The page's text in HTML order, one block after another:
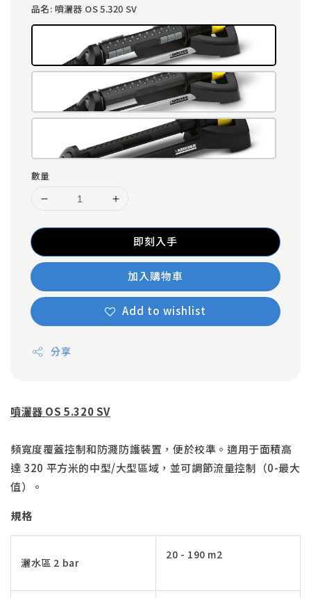
品名: 噴灑器 OS 5.320 SV
數量
即刻入手
加入購物車
Add to wishlist
分享
噴灑器 OS 5.320 SV
頻寬度覆蓋控制和防濺防護裝置，便於校準。適用于面積高
達 320 平方米的中型/大型區域，並可調節流量控制（0-最大
值）。
規格
灑水區 2 bar
20 - 190 m2